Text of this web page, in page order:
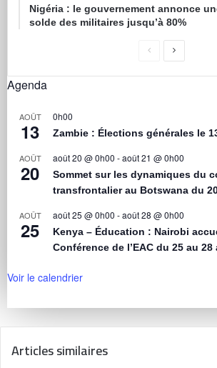
Nigéria : le gouvernement annonce
solde des militaires jusqu’à 80%
Agenda
AOÛT
13
0h00
Zambie : Élections générales le
AOÛT
20
août 20 @ 0h00 -août 21 @ 0h00
Sommet sur les dynamiques du
transfrontalier au Botswana du
AOÛT
25
août 25 @ 0h00 -août 28 @ 0h00
Kenya – Éducation : Nairobi
Conférence de l’EAC du 25 au 28
Voir le calendrier
Articles similaires